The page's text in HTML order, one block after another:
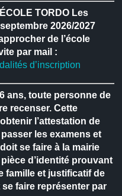
TORDO Les
2026/2027
de l’école
par mail :
d’inscription
ans, toute personne de
recenser. Cette
l’attestation de
les examens et
se faire à la mairie
d’identité prouvant
famille et justificatif de
faire représenter par